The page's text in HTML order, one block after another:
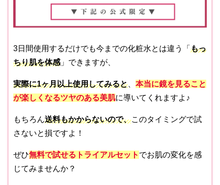
3日間使用するだけでも今までの化粧水とは違う「 もっ
ちり肌を体感 」できますが、
実際に1ヶ月以上使用してみると
本当に鏡を見ること
が楽しくなるツヤのある美肌に導いてくれますよ♪
もちろん送料もかからないので、このタイミングで試
さないと損ですよ！
ぜひ無料で試せるトライアルセット でお肌の変化を感
じてみませんか？